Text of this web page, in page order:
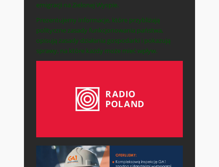
emigracji na Zielonej Wyspie.
Prezentujemy informacje, które przybliżają
polityczne zasady funkcjonowania państwa,
opisują zasady działania gospodarki i pokazują
sprawy, na które każdy może mieć wpływ.